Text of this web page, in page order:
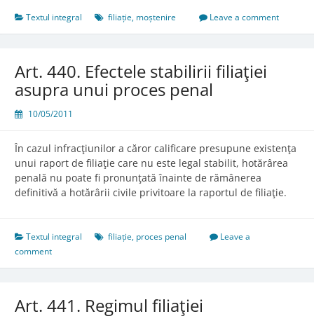
formulată
în
moştenire
vacantă
Textul integral filiație, moștenire Leave a comment
Art. 440. Efectele stabilirii filiaţiei
asupra unui proces penal
10/05/2011
În cazul infracţiunilor a căror calificare presupune existenţa
unui raport de filiaţie care nu este legal stabilit, hotărârea
penală nu poate fi pronunţată înainte de rămânerea
definitivă a hotărârii civile privitoare la raportul de filiaţie.
Textul integral filiație, proces penal
Leave a
comment
Art. 441. Regimul filiaţiei